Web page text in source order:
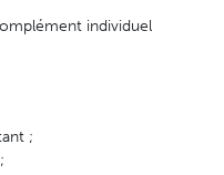
individuel
;